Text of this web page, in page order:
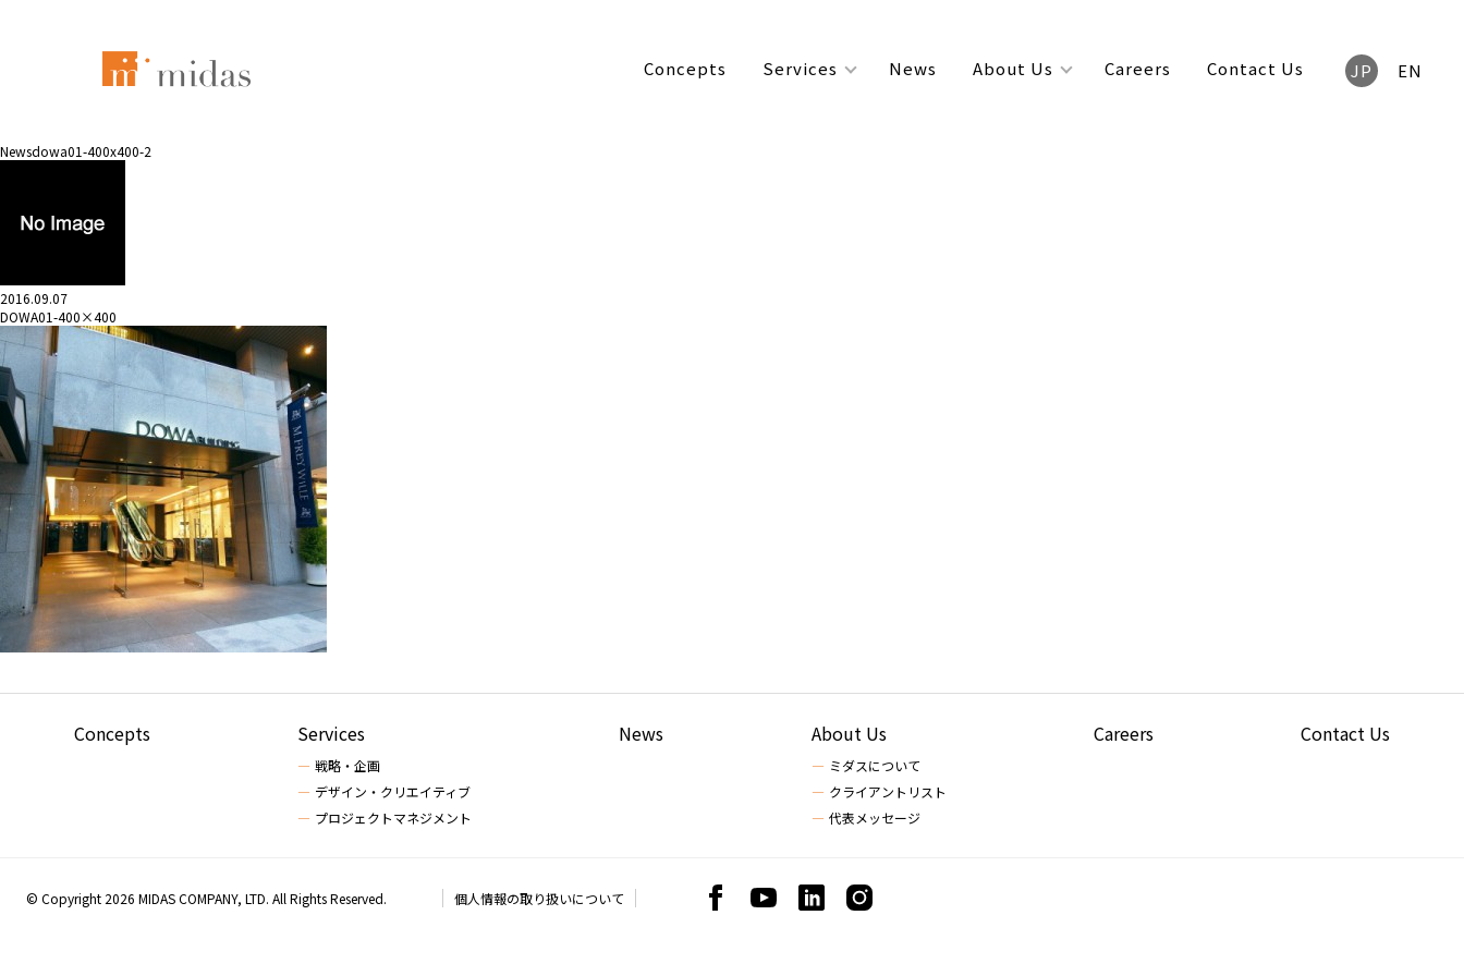
Concepts Services News About Us Careers Contact Us JP EN
Newsdowa01-400x400-2
2016.09.07
DOWA01-400×400
Concepts Services
戦略・企画
デザイン・クリエイティブ
プロジェクトマネジメント
News About Us
ミダスについて
クライアントリスト
代表メッセージ
Careers Contact Us
© Copyright 2026 MIDAS COMPANY, LTD. All Rights Reserved. 個人情報の取り扱いについて